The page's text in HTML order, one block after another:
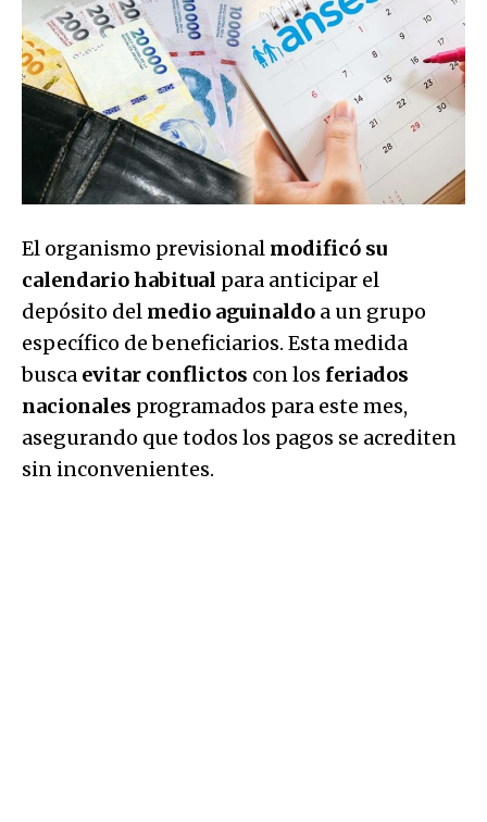
El organismo previsional modificó su
calendario habitual para anticipar el
depósito del medio aguinaldo a un grupo
específico de beneficiarios. Esta medida
busca evitar conflictos con los feriados
nacionales programados para este mes,
asegurando que todos los pagos se acrediten
sin inconvenientes.